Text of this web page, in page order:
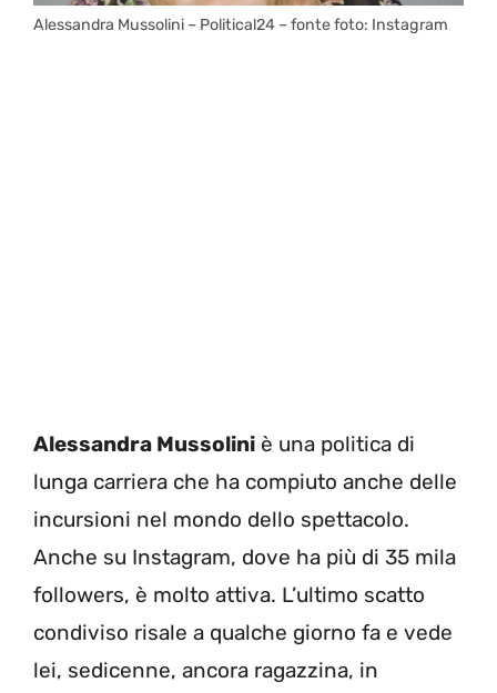
Alessandra Mussolini – Political24 – fonte foto: Instagram
Alessandra Mussolini è una politica di
lunga carriera che ha compiuto anche delle
incursioni nel mondo dello spettacolo.
Anche su Instagram, dove ha più di 35 mila
followers, è molto attiva. L’ultimo scatto
condiviso risale a qualche giorno fa e vede
lei, sedicenne, ancora ragazzina, in